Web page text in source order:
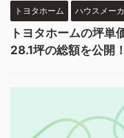
トヨタホーム ハウスメー
トヨタホームの坪単
28.1坪の総額を公開！